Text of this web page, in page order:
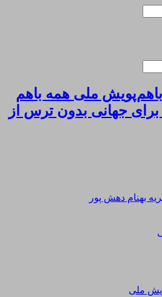
پویش ملی همه باهم
جهانی بدون ترس از
بهنام دهش پور